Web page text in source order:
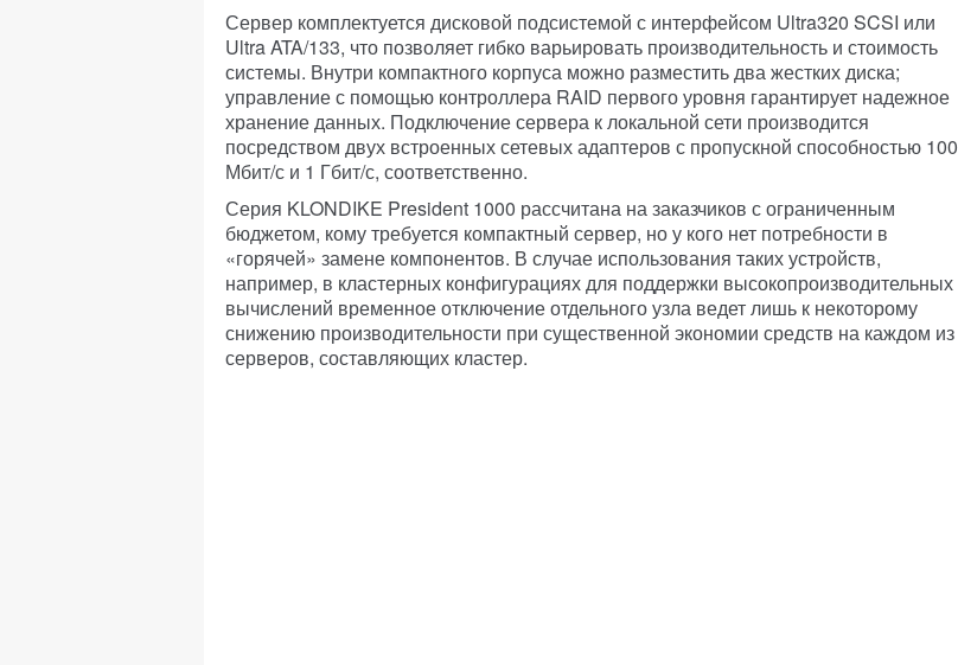
Сервер комплектуется дисковой подсистемой с интерфейсом Ultra320 SCSI или
Ultra ATA/133, что позволяет гибко варьировать производительность и стоимость
системы. Внутри компактного корпуса можно разместить два жестких диска;
управление с помощью контроллера RAID первого уровня гарантирует надежное
хранение данных. Подключение сервера к локальной сети производится
посредством двух встроенных сетевых адаптеров с пропускной способностью 100
Мбит/с и 1 Гбит/с, соответственно.
Серия KLONDIKE President 1000 рассчитана на заказчиков с ограниченным
бюджетом, кому требуется компактный сервер, но у кого нет потребности в
«горячей» замене компонентов. В случае использования таких устройств,
например, в кластерных конфигурациях для поддержки высокопроизводительных
вычислений временное отключение отдельного узла ведет лишь к некоторому
снижению производительности при существенной экономии средств на каждом из
серверов, составляющих кластер.